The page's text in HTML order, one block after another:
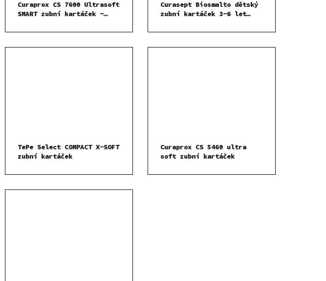
Curaprox CS 7600 Ultrasoft
SMART zubní kartáček -
Curasept Biosmalto dětský
zubní kartáček 3-6 let
TePe Select COMPACT X-SOFT
zubní kartáček
Curaprox CS 5460 ultra
soft zubní kartáček